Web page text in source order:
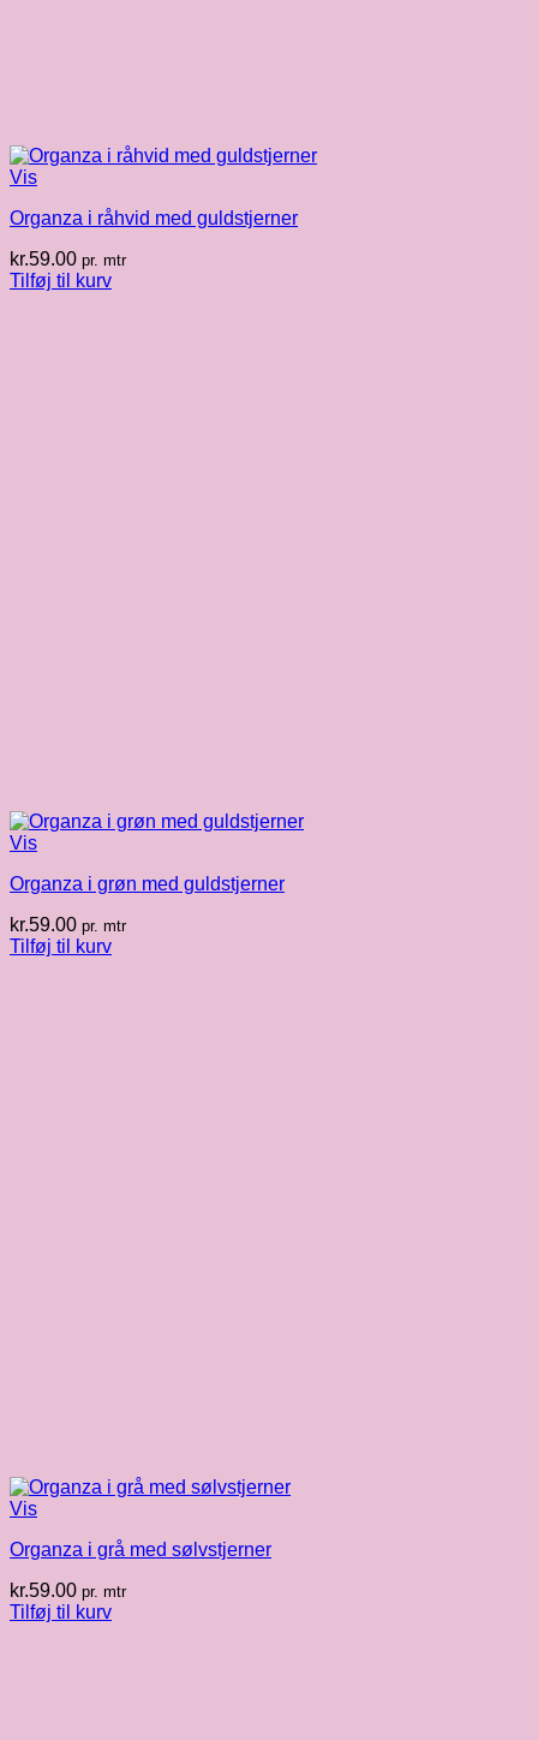
Vis
Organza i råhvid med guldstjerner
kr.59.00 pr. mtr
Tilføj til kurv
Vis
Organza i grøn med guldstjerner
kr.59.00 pr. mtr
Tilføj til kurv
Vis
Organza i grå med sølvstjerner
kr.59.00 pr. mtr
Tilføj til kurv